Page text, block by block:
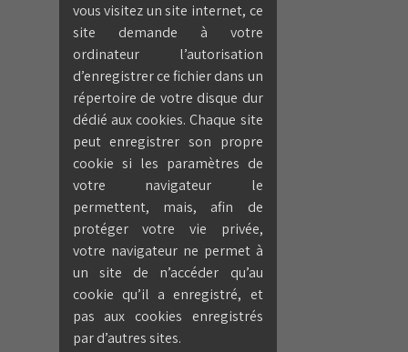
vous visitez un site internet, ce
site demande à votre
ordinateur l’autorisation
d’enregistrer ce fichier dans un
répertoire de votre disque dur
dédié aux cookies. Chaque site
peut enregistrer son propre
cookie si les paramètres de
votre navigateur le
permettent, mais, afin de
protéger votre vie privée,
votre navigateur ne permet à
un site de n’accéder qu’au
cookie qu’il a enregistré, et
pas aux cookies enregistrés
par d’autres sites.